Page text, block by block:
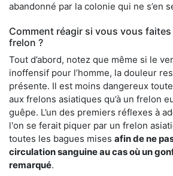
abandonné par la colonie qui ne s’en
Comment réagir si vous vous
frelon ?
Tout d’abord, notez que même si le
inoffensif pour l’homme, la douleur
présente. Il est moins dangereux
aux frelons asiatiques qu’à un frelon
guêpe. L’un des premiers réflexes à
l'on se ferait piquer par un frelon
toutes les bagues mises afin de ne
circulation sanguine au cas où un
remarqué.